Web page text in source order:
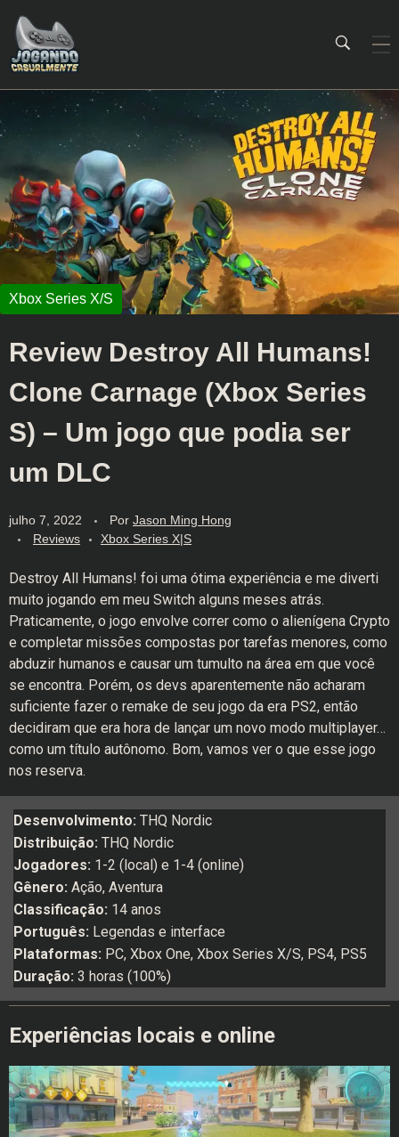
Jogando Casualmente
Conteúdo family friendly sobre games! Desde 2019 analisando jogos.
Review Destroy All Humans!
Clone Carnage (Xbox Series
S) – Um jogo que podia ser
um DLC
julho 7, 2022 Por Jason Ming Hong
Reviews
Xbox Series X|S
Destroy All Humans! foi uma ótima experiência e me diverti
muito jogando em meu Switch alguns meses atrás.
Praticamente, o jogo envolve correr como o alienígena Crypto
e completar missões compostas por tarefas menores, como
abduzir humanos e causar um tumulto na área em que você
se encontra. Porém, os devs aparentemente não acharam
suficiente fazer o remake de seu jogo da era PS2, então
decidiram que era hora de lançar um novo modo multiplayer…
como um título autônomo. Bom, vamos ver o que esse jogo
nos reserva.
Desenvolvimento: THQ Nordic
Distribuição: THQ Nordic
Jogadores: 1-2 (local) e 1-4 (online)
Gênero: Ação, Aventura
Classificação: 14 anos
Português: Legendas e interface
Plataformas: PC, Xbox One, Xbox Series X/S, PS4, PS5
Duração: 3 horas (100%)
Experiências locais e online